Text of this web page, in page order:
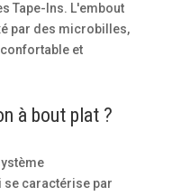
Tape-Ins. L'embout
par des microbilles,
et
à bout plat ?
se caractérise par